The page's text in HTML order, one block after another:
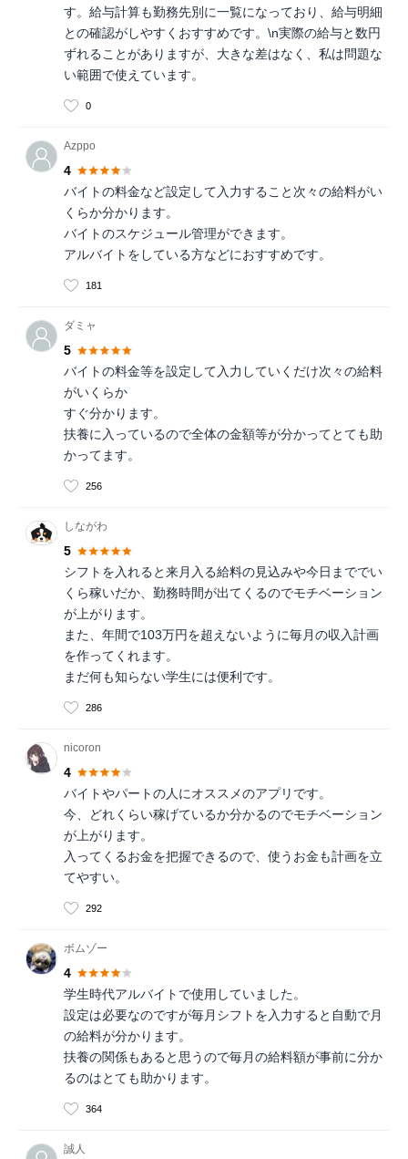
す。給与計算も勤務先別に一覧になっており、給与明細
との確認がしやすくおすすめです。\n実際の給与と数円
ずれることがありますが、大きな差はなく、私は問題な
い範囲で使えています。
0
Azppo
4
バイトの料金など設定して入力すること次々の給料がい
くらか分かります。
バイトのスケジュール管理ができます。
アルバイトをしている方などにおすすめです。
181
ダミャ
5
バイトの料金等を設定して入力していくだけ次々の給料
がいくらか
すぐ分かります。
扶養に入っているので全体の金額等が分かってとても助
かってます。
256
しながわ
5
シフトを入れると来月入る給料の見込みや今日まででい
くら稼いだか、勤務時間が出てくるのでモチベーション
が上がります。
また、年間で103万円を超えないように毎月の収入計画
を作ってくれます。
まだ何も知らない学生には便利です。
286
nicoron
4
バイトやパートの人にオススメのアプリです。
今、どれくらい稼げているか分かるのでモチベーション
が上がります。
入ってくるお金を把握できるので、使うお金も計画を立
てやすい。
292
ボムゾー
4
学生時代アルバイトで使用していました。
設定は必要なのですが毎月シフトを入力すると自動で月
の給料が分かります。
扶養の関係もあると思うので毎月の給料額が事前に分か
るのはとても助かります。
364
誠人